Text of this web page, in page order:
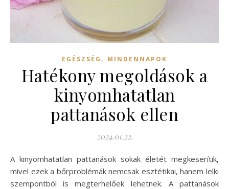
EGÉSZSÉG , MINDENNAPOK
Hatékony megoldások a
kinyomhatatlan
pattanások ellen
2024.01.22.
A kinyomhatatlan pattanások sokak életét megkeserítik,
mivel ezek a bőrproblémák nemcsak esztétikai, hanem lelki
szempontból is megterhelőek lehetnek. A pattanások